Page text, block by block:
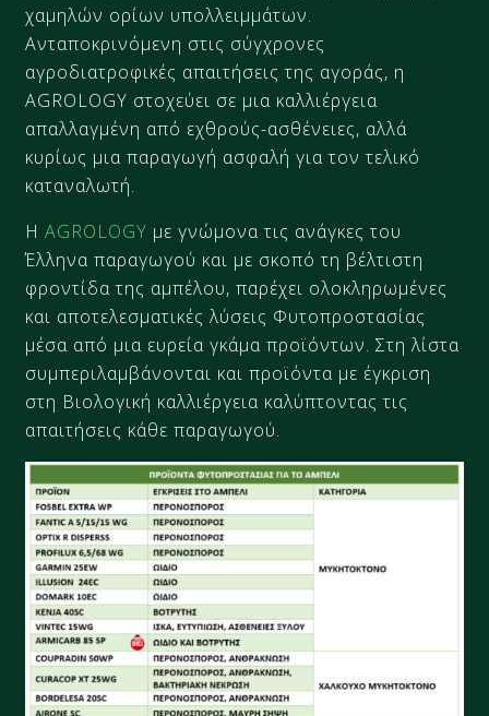
χαμηλών ορίων υπολλειμμάτων.
Ανταποκρινόμενη στις σύγχρονες
αγροδιατροφικές απαιτήσεις της αγοράς, η
AGROLOGY στοχεύει σε μια καλλιέργεια
απαλλαγμένη από εχθρούς-ασθένειες, αλλά
κυρίως μια παραγωγή ασφαλή για τον τελικό
καταναλωτή.
ΗAGROLOGY με γνώμονα τις ανάγκες του
Έλληνα παραγωγού και με σκοπό τη βέλτιστη
φροντίδα της αμπέλου, παρέχει ολοκληρωμένες
και αποτελεσματικές λύσεις Φυτοπροστασίας
μέσα από μια ευρεία γκάμα προϊόντων. Στη λίστα
συμπεριλαμβάνονται και προϊόντα με έγκριση
στη Βιολογική καλλιέργεια καλύπτοντας τις
απαιτήσεις κάθε παραγωγού.